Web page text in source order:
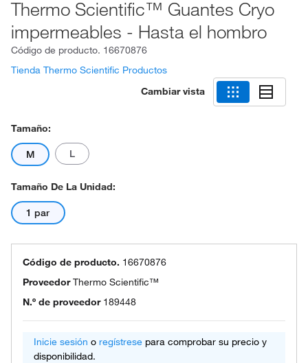
Thermo Scientific™ Guantes Cryo
impermeables - Hasta el hombro
Código de producto. 16670876
Tienda Thermo Scientific Productos
Cambiar vista
Tamaño:
M L
Tamaño De La Unidad:
1 par
Código de producto. 16670876
ProveedorThermo Scientific™
N.º de proveedor 189448
Inicie sesión o regístrese para comprobar su precio y
disponibilidad.